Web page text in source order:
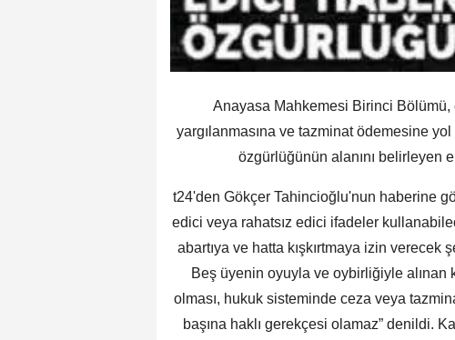
Anayasa Mahkemesi Birinci Bölümü,
yargılanmasına ve tazminat ödemesine
özgürlüğünün alanını belirleyen
t24'den Gökçer Tahincioğlu'nun haberine
edici veya rahatsız edici ifadeler
abartıya ve hatta kışkırtmaya izin
Beş üyenin oyuyla ve oybirliğiyle alınan
olması, hukuk sisteminde ceza veya
başına haklı gerekçesi olamaz” denildi.